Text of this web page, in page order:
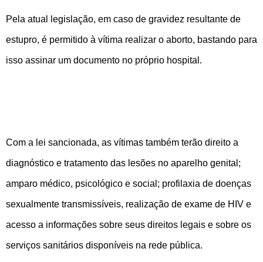
Pela atual legislação, em caso de gravidez resultante de
estupro, é permitido à vítima realizar o aborto, bastando para
isso assinar um documento no próprio hospital.
Com a lei sancionada, as vítimas também terão direito a
diagnóstico e tratamento das lesões no aparelho genital;
amparo médico, psicológico e social; profilaxia de doenças
sexualmente transmissíveis, realização de exame de HIV e
acesso a informações sobre seus direitos legais e sobre os
serviços sanitários disponíveis na rede pública.